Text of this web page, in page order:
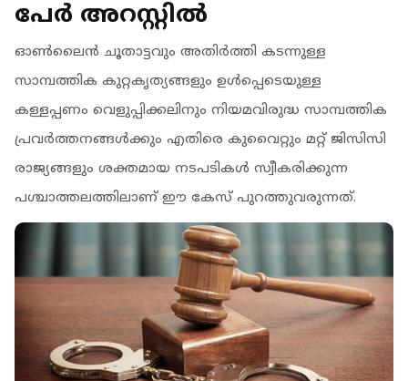
പേർ അറസ്റ്റിൽ
ഓൺലൈൻ ചൂതാട്ടവും അതിർത്തി കടന്നുള്ള
സാമ്പത്തിക കുറ്റകൃത്യങ്ങളും ഉൾപ്പെടെയുള്ള
കള്ളപ്പണം വെളുപ്പിക്കലിനും നിയമവിരുദ്ധ സാമ്പത്തിക
പ്രവർത്തനങ്ങൾക്കും എതിരെ കുവൈറ്റും മറ്റ് ജിസിസി
രാജ്യങ്ങളും ശക്തമായ നടപടികൾ സ്വീകരിക്കുന്ന
പശ്ചാത്തലത്തിലാണ് ഈ കേസ് പുറത്തുവരുന്നത്.